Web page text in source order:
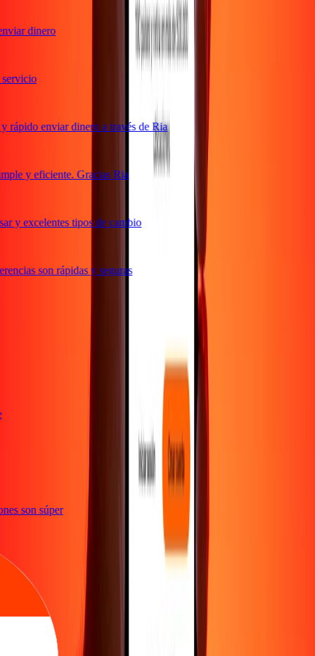
dinero
enviar dinero a través de Ria
y eficiente. Gracias Ria
y excelentes tipos de cambio
son rápidas y seguras
son súper